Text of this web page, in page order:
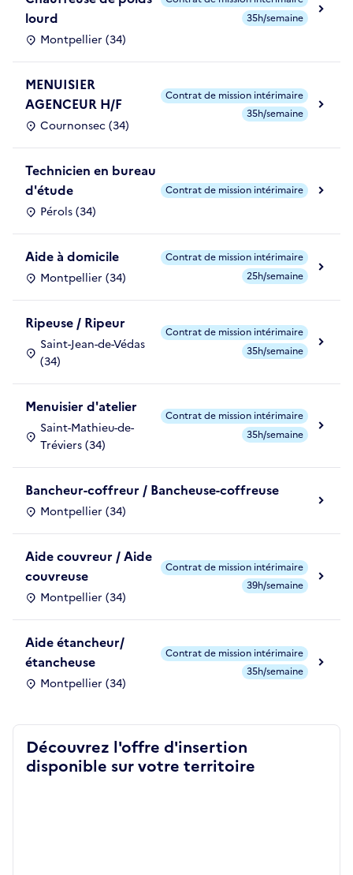
lourd
Montpellier (34)
35h/semaine
MENUISIER
AGENCEUR H/F
Cournonsec (34)
Contrat de mission intérimaire
35h/semaine
Technicien en bureau
d'étude
Pérols (34)
Contrat de mission intérimaire
Aide à domicile
Montpellier (34)
Contrat de mission intérimaire
25h/semaine
Ripeuse / Ripeur
Saint-Jean-de-Védas
(34)
Contrat de mission intérimaire
35h/semaine
Menuisier d'atelier
Saint-Mathieu-de-
Tréviers (34)
Contrat de mission intérimaire
35h/semaine
Bancheur-coffreur / Bancheuse-coffreuse
Montpellier (34)
Aide couvreur / Aide
couvreuse
Montpellier (34)
Contrat de mission intérimaire
39h/semaine
Aide étancheur/
étancheuse
Montpellier (34)
Contrat de mission intérimaire
35h/semaine
Découvrez l'offre d'insertion
disponible sur votre territoire